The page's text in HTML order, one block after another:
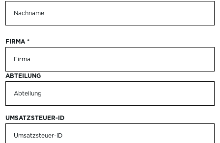
FIRMA *
ABTEILUNG
UMSATZSTEUER-ID